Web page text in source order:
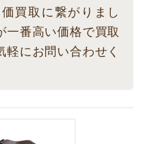
買取に繋がりまし
一番高い価格で買取
軽にお問い合わせく